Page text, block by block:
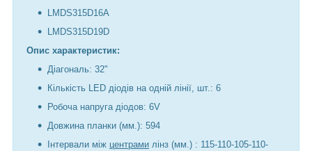
LMDS315D16A
LMDS315D19D
Опис характеристик:
Діагональ: 32"
Кількість LED діодів на одній лінії, шт.: 6
Робоча напруга діодов: 6V
Довжина планки (мм.): 594
Інтервали між центрами лінз (мм.) : 115-110-105-110-